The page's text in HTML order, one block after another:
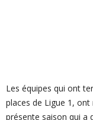
Les équipes qui ont
places de Ligue 1,
présente saison qui a